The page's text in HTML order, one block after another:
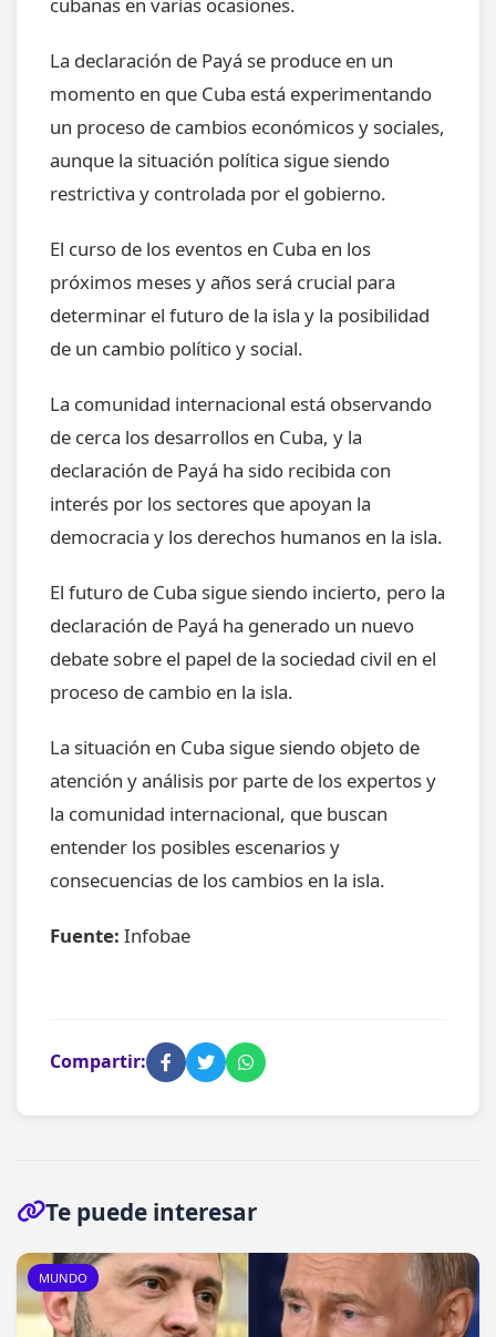
La declaración de Payá se produce en un
momento en que Cuba está experimentando
un proceso de cambios económicos y sociales,
aunque la situación política sigue siendo
restrictiva y controlada por el gobierno.
El curso de los eventos en Cuba en los
próximos meses y años será crucial para
determinar el futuro de la isla y la posibilidad
de un cambio político y social.
La comunidad internacional está observando
de cerca los desarrollos en Cuba, y la
declaración de Payá ha sido recibida con
interés por los sectores que apoyan la
democracia y los derechos humanos en la isla.
El futuro de Cuba sigue siendo incierto, pero la
declaración de Payá ha generado un nuevo
debate sobre el papel de la sociedad civil en el
proceso de cambio en la isla.
La situación en Cuba sigue siendo objeto de
atención y análisis por parte de los expertos y
la comunidad internacional, que buscan
entender los posibles escenarios y
consecuencias de los cambios en la isla.
Fuente: Infobae
Compartir:
Te puede interesar
MUNDO